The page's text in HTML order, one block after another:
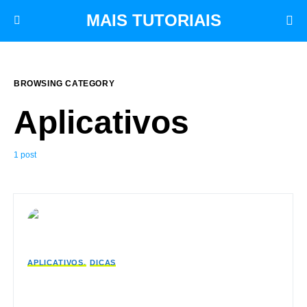
MAIS TUTORIAIS
BROWSING CATEGORY
Aplicativos
1 post
APLICATIVOS DICAS